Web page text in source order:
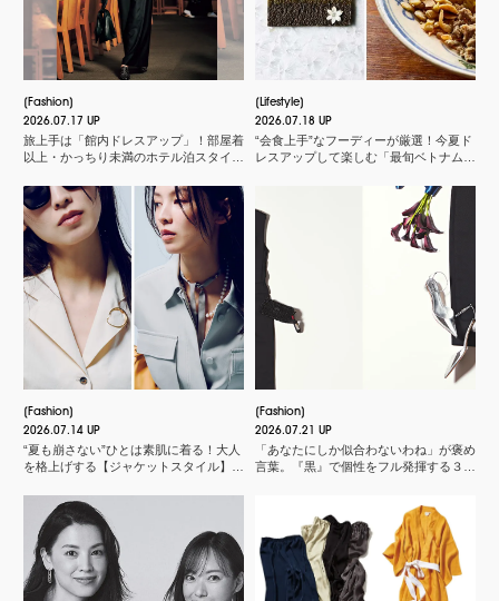
Fashion
2026.07.17 UP
旅上手は「館内ドレスアップ」！部屋着
以上・かっちり未満のホテル泊スタイル
Lifestyle
2026.07.18 UP
“会食上手”なフーディーが厳選！今夏ド
レスアップして楽しむ「最旬ベトナム料
Fashion
2026.07.14 UP
“夏も崩さない”ひとは素肌に着る！大人
を格上げする【ジャケットスタイル】厳
Fashion
2026.07.21 UP
「あなたにしか似合わないわね」が褒め
言葉。『黒』で個性をフル発揮する３つ